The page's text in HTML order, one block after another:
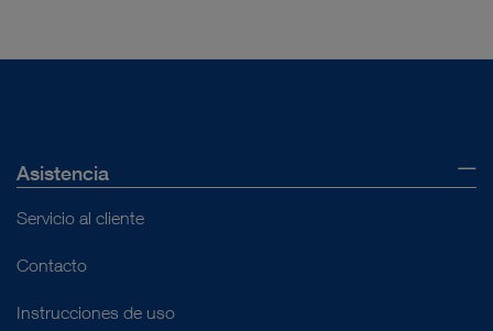
Asistencia
Servicio al cliente
Contacto
Instrucciones de uso